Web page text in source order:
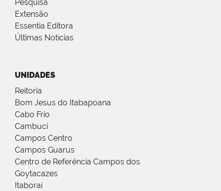
Pesquisa
Extensão
Essentia Editora
Últimas Notícias
UNIDADES
Reitoria
Bom Jesus do Itabapoana
Cabo Frio
Cambuci
Campos Centro
Campos Guarus
Centro de Referência Campos dos
Goytacazes
Itaboraí